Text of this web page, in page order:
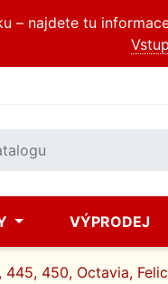
– najdete tu
VÝPRODEJ
445, 450, Octavia,